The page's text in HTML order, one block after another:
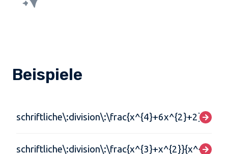
Beispiele
schriftliche\:division\:\frac{x^{3}+x^{2}}{x^{2}+x-